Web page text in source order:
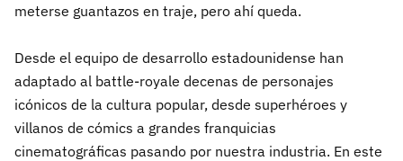
meterse guantazos en traje, pero ahí queda.
Desde el equipo de desarrollo estadounidense han
adaptado al battle-royale decenas de personajes
icónicos de la cultura popular, desde superhéroes y
villanos de cómics a grandes franquicias
cinematográficas pasando por nuestra industria. En este